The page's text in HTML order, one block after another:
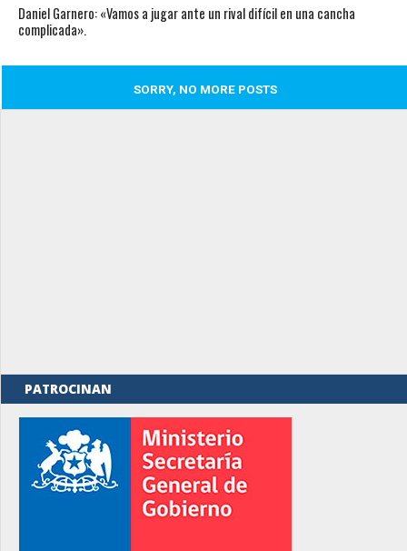
Daniel Garnero: «Vamos a jugar ante un rival difícil en una cancha
complicada».